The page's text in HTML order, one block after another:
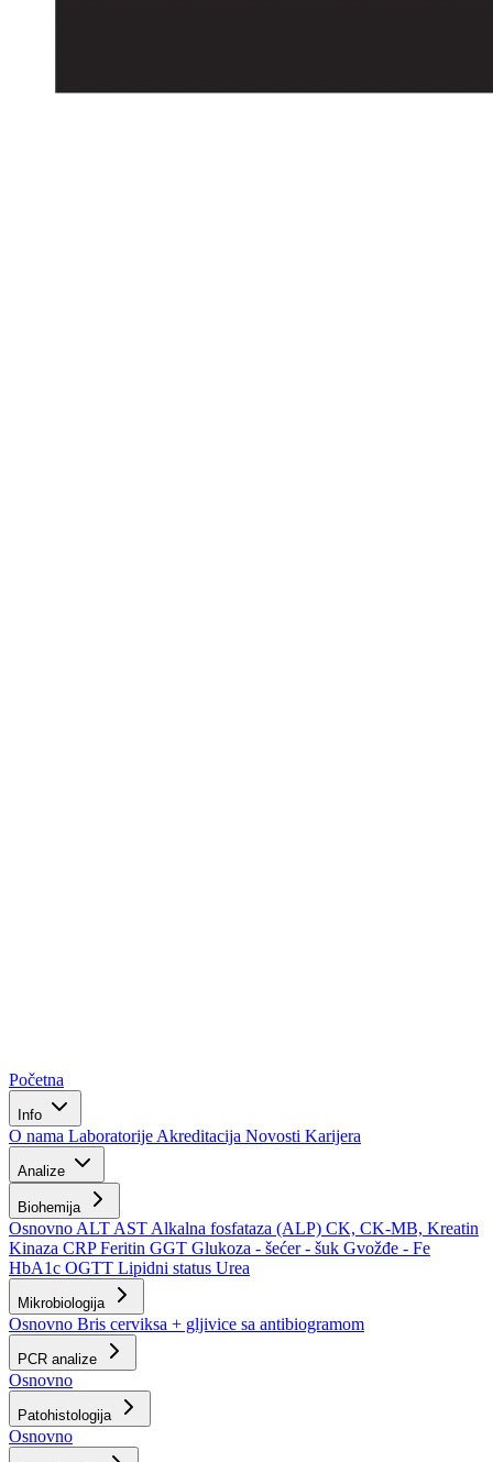
Početna
Info
O nama Laboratorije Akreditacija Novosti Karijera
Analize
Biohemija
Osnovno ALT AST Alkalna fosfataza (ALP) CK, CK-MB, Kreatin
Kinaza CRPFeritin GGT Glukoza - šećer - šuk Gvožđe - Fe
HbA1c OGTT Lipidni status Urea
Mikrobiologija
Osnovno Bris cerviksa + gljivice sa antibiogramom
PCR analize
Osnovno
Patohistologija
Osnovno